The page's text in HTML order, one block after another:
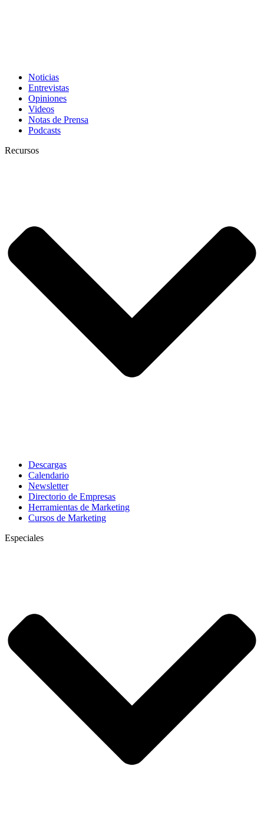
Noticias
Entrevistas
Opiniones
Videos
Notas de Prensa
Podcasts
Recursos
Descargas
Calendario
Newsletter
Directorio de Empresas
Herramientas de Marketing
Cursos de Marketing
Especiales